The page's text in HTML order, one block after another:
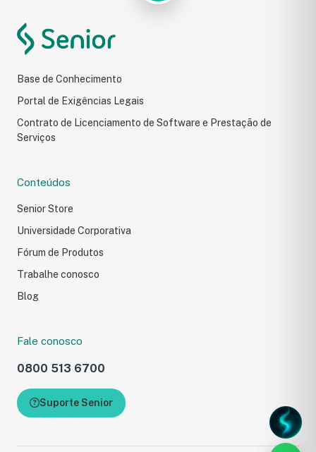
Base de Conhecimento
Portal de Exigências Legais
Contrato de Licenciamento de Software e Prestação de
Serviços
Conteúdos
Senior Store
Universidade Corporativa
Fórum de Produtos
Trabalhe conosco
Blog
Fale conosco
0800 513 6700
Suporte Senior